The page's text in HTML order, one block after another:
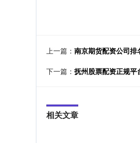
上一篇： 南京期货配资公司排
下一篇： 抚州股票配资正规平
相关文章